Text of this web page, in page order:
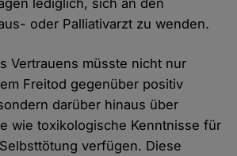
lediglich, sich an den
oder Palliativarzt zu wenden.
Vertrauens müsste nicht nur
Freitod gegenüber positiv
darüber hinaus über
wie toxikologische Kenntnisse für
verfügen. Diese